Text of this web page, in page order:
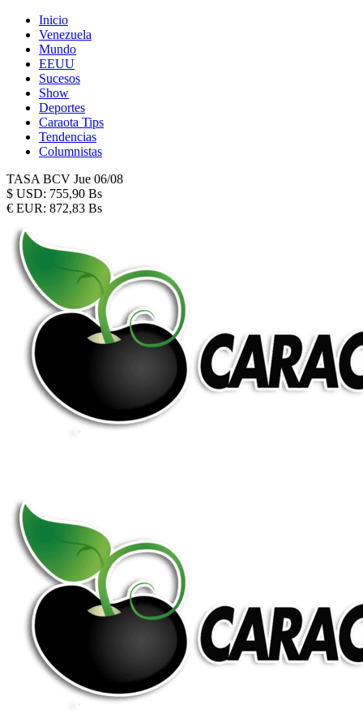
Inicio
Venezuela
Mundo
EEUU
Sucesos
Show
Deportes
Caraota Tips
Tendencias
Columnistas
TASA BCV Jue 06/08
$ USD: 755,90 Bs
€ EUR: 872,83 Bs